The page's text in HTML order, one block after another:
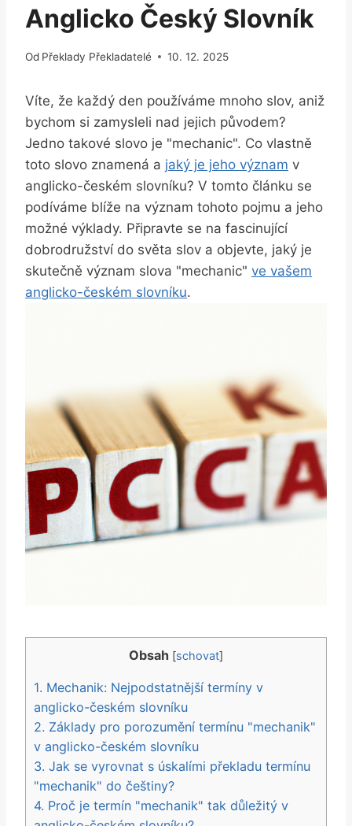
Anglicko Český Slovník
Od Překlady Překladatelé 10. 12. 2025
Víte, že každý den používáme mnoho slov, aniž
bychom si zamysleli nad jejich původem?
Jedno takové slovo je "mechanic". Co vlastně
toto slovo znamená a jaký je jeho význam v
anglicko-českém slovníku? V tomto článku se
podíváme blíže na význam tohoto pojmu a jeho
možné výklady. Připravte se na fascinující
dobrodružství do světa slov a objevte, jaký je
skutečně význam slova "mechanic" ve vašem
anglicko-českém slovníku.
Obsah [schovat]
1. Mechanik: Nejpodstatnější termíny v
anglicko-českém slovníku
2. Základy pro porozumění termínu "mechanik"
v anglicko-českém slovníku
3. Jak se vyrovnat s úskalími překladu termínu
"mechanik" do češtiny?
4. Proč je termín "mechanik" tak důležitý v